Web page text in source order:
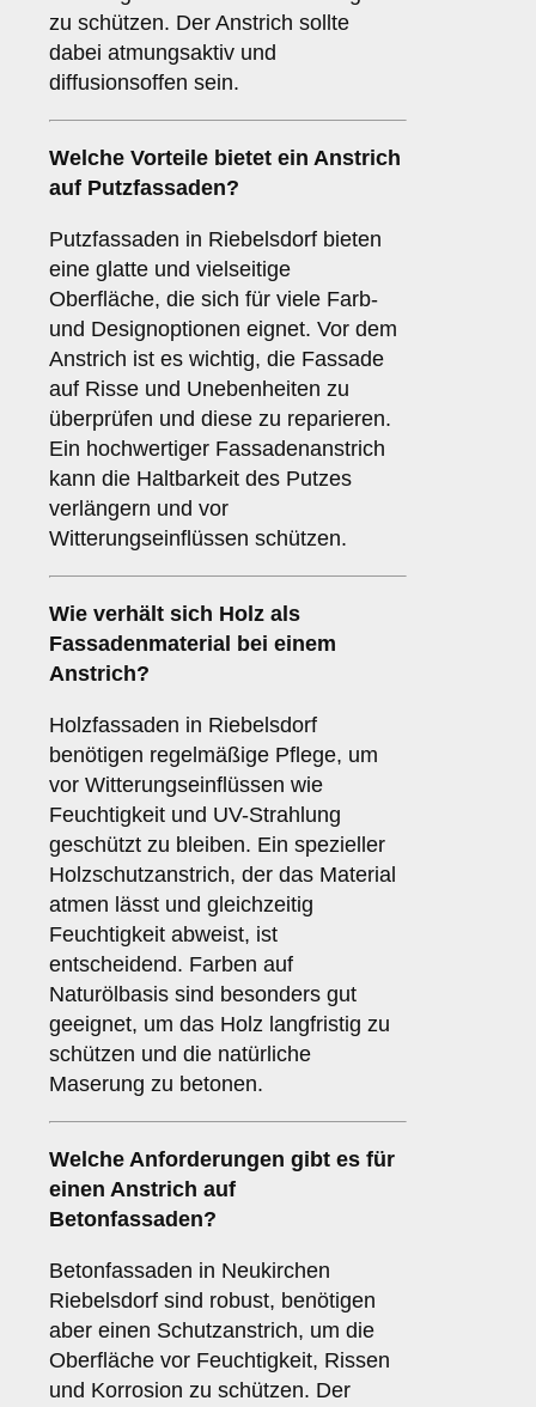
zu schützen. Der Anstrich sollte
dabei atmungsaktiv und
diffusionsoffen sein.
Welche Vorteile bietet ein Anstrich
auf Putzfassaden?
Putzfassaden in Riebelsdorf bieten
eine glatte und vielseitige
Oberfläche, die sich für viele Farb-
und Designoptionen eignet. Vor dem
Anstrich ist es wichtig, die Fassade
auf Risse und Unebenheiten zu
überprüfen und diese zu reparieren.
Ein hochwertiger Fassadenanstrich
kann die Haltbarkeit des Putzes
verlängern und vor
Witterungseinflüssen schützen.
Wie verhält sich Holz als
Fassadenmaterial bei einem
Anstrich?
Holzfassaden in Riebelsdorf
benötigen regelmäßige Pflege, um
vor Witterungseinflüssen wie
Feuchtigkeit und UV-Strahlung
geschützt zu bleiben. Ein spezieller
Holzschutzanstrich, der das Material
atmen lässt und gleichzeitig
Feuchtigkeit abweist, ist
entscheidend. Farben auf
Naturölbasis sind besonders gut
geeignet, um das Holz langfristig zu
schützen und die natürliche
Maserung zu betonen.
Welche Anforderungen gibt es für
einen Anstrich auf
Betonfassaden?
Betonfassaden in Neukirchen
Riebelsdorf sind robust, benötigen
aber einen Schutzanstrich, um die
Oberfläche vor Feuchtigkeit, Rissen
und Korrosion zu schützen. Der